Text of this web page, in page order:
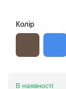
Колір
В наявності